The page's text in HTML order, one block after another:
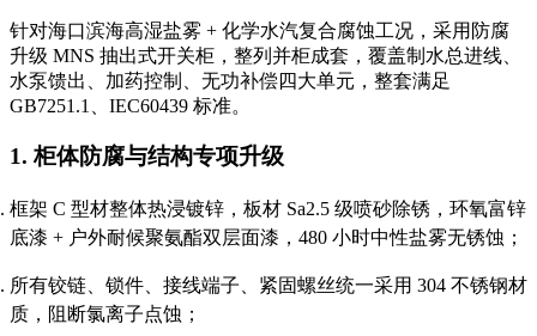
针对海口滨海高湿盐雾 + 化学水汽复合腐蚀工况，采用防腐
升级 MNS 抽出式开关柜，整列并柜成套，覆盖制水总进线、
水泵馈出、加药控制、无功补偿四大单元，整套满足
GB7251.1、IEC60439 标准。
1. 柜体防腐与结构专项升级
框架 C 型材整体热浸镀锌，板材 Sa2.5 级喷砂除锈，环氧富锌
底漆 + 户外耐候聚氨酯双层面漆，480 小时中性盐雾无锈蚀；
所有铰链、锁件、接线端子、紧固螺丝统一采用 304 不锈钢材
质，阻断氯离子点蚀；